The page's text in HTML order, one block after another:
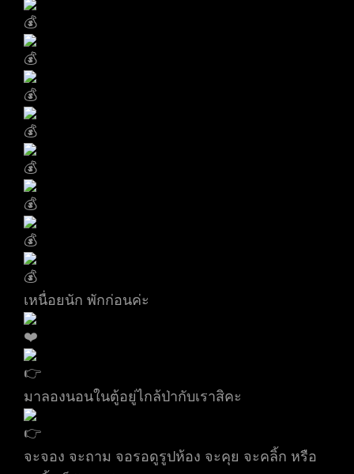
เหนื่อยนัก พักก่อนค่ะ
มาลองนอนในตู้อยู่ไกล้ป่ากับเราสิคะ
จะจอง จะถาม จอรอดูรูปห้อง จะคุย จะคลิ้ก หรือ